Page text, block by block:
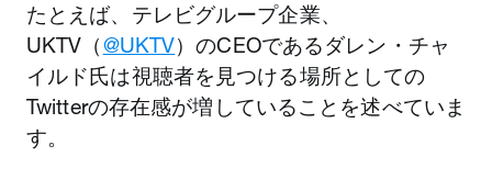
たとえば、テレビグループ企業、
UKTV（@UKTV）のCEOであるダレン・チャ
イルド氏は視聴者を見つける場所としての
Twitterの存在感が増していることを述べていま
す。